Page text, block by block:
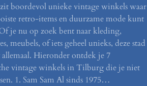
boordevol unieke vintage winkels waar
retro-items en duurzame mode kunt
je nu op zoek bent naar kleding,
meubels, of iets geheel unieks, deze stad
allemaal. Hieronder ontdek je 7
vintage winkels in Tilburg die je niet
1. Sam Sam Al sinds 1975…